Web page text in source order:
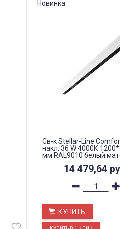
Св-к Stellar-Line
накл. 36 W 4000К
мм RAL9010 белый
14 479,64
КУПИТЬ
Новинка